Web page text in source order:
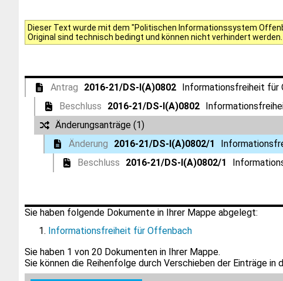
Dieser Text wurde mit dem "Politischen Informationssystem
Original sind technisch bedingt und können nicht verhindert werden.
Antrag 2016-21/DS-I(A)0802
Informationsfreiheit für
Beschluss
2016-21/DS-I(A)0802
Änderungsanträge (1)
Änderung
2016-21/DS-I(A)0802/1
Beschluss
2016-21/DS-I(A)0802/1
Sie haben folgende Dokumente in Ihrer Mappe abgelegt:
Informationsfreiheit für Offenbach
Sie haben 1 von 20 Dokumenten in Ihrer Mappe.
Sie können die Reihenfolge durch Verschieben der Einträge in